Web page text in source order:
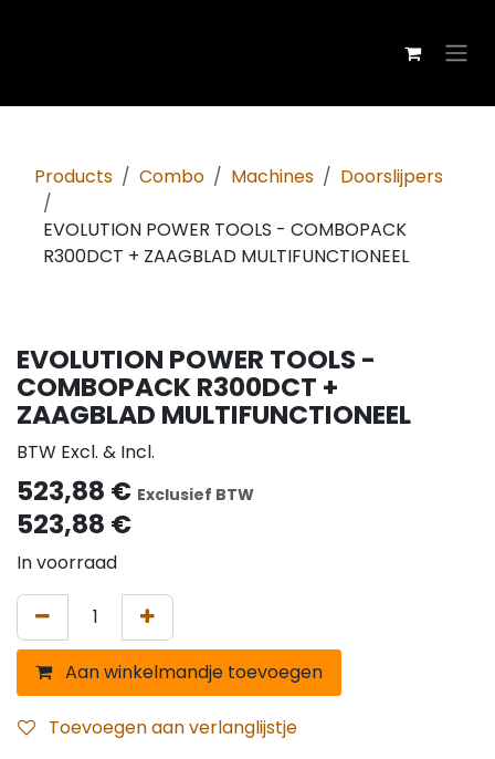
Products Combo Machines Doorslijpers
EVOLUTION POWER TOOLS - COMBOPACK
R300DCT + ZAAGBLAD MULTIFUNCTIONEEL
BUNDLE & SAVE
EVOLUTION POWER TOOLS -
COMBOPACK R300DCT +
ZAAGBLAD MULTIFUNCTIONEEL
BTW Excl. & Incl.
523,88 € Exclusief BTW
523,88 €
In voorraad
Aan winkelmandje toevoegen
Toevoegen aan verlanglijstje